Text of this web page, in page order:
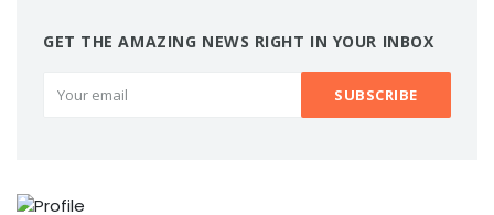
GET THE AMAZING NEWS RIGHT IN YOUR INBOX